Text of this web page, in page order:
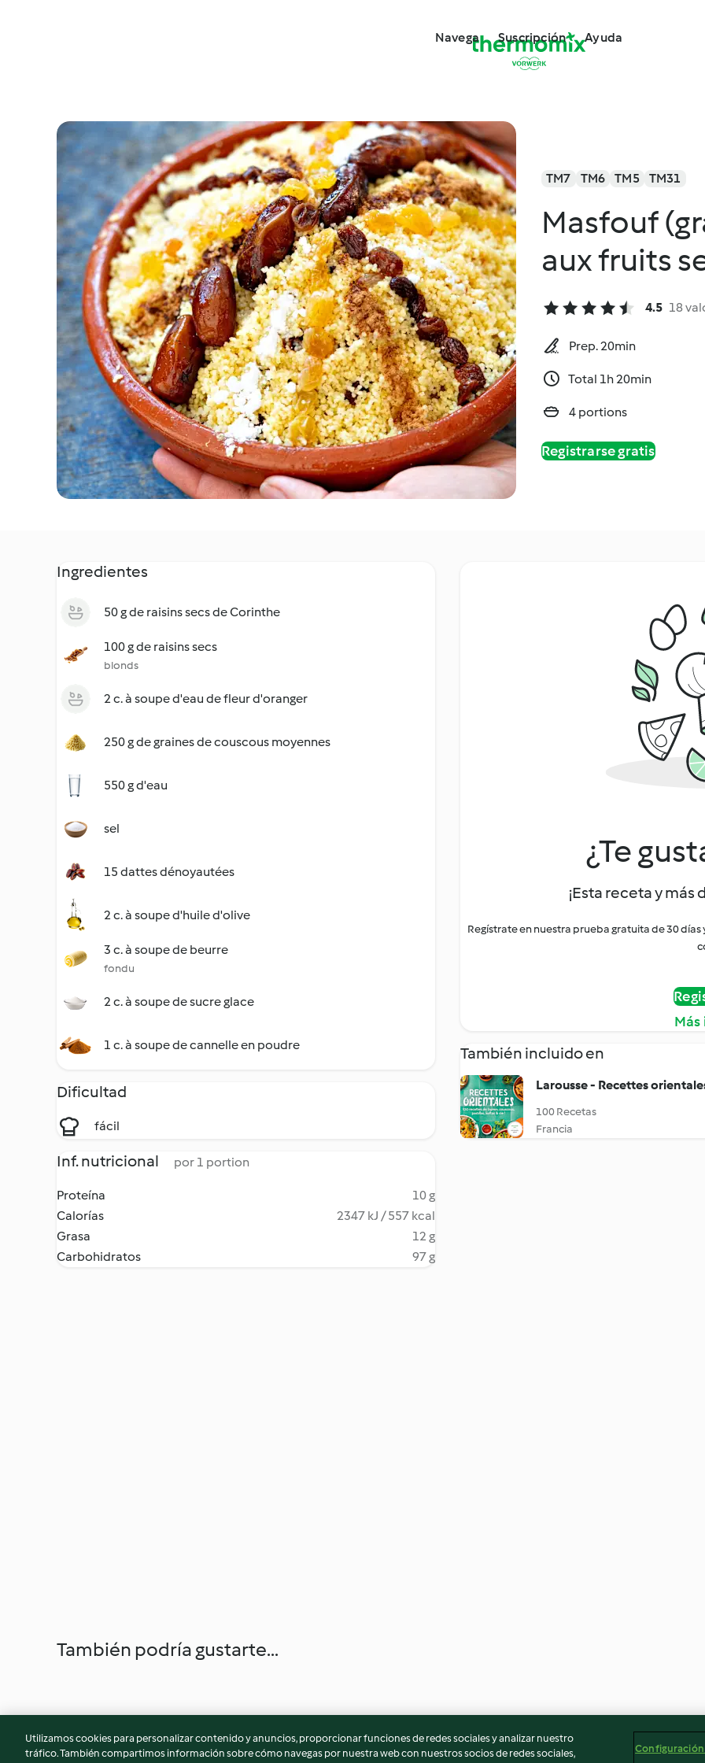
Navega Suscripción Ayuda
TM7 TM6 TM5 TM31
Masfouf
aux fruits
4.5 18
Prep. 20min
Total 1h 20min
4 portions
Registrarse gratis
Ingredientes
50 g de raisins secs de Corinthe
100 g de raisins secs
blonds
2 c. à soupe d'eau de fleur d'oranger
250 g de graines de couscous moyennes
550 g d'eau
sel
15 dattes dénoyautées
2 c. à soupe d'huile d'olive
3 c. à soupe de beurre
fondu
2 c. à soupe de sucre glace
1 c. à soupe de cannelle en poudre
Dificultad
fácil
Inf. nutricional por 1 portion
Proteína
10 g
Calorías
2347 kJ / 557 kcal
Grasa
12 g
Carbohidratos
97 g
¿Te
¡Esta receta y más
Regístrate en nuestra prueba gratuita de 30
También incluido en
Larousse - Recettes
100 Recetas
Francia
También podría gustarte...
Utilizamos cookies para personalizar contenido y anuncios, proporcionar funciones de redes sociales y analizar nuestro
tráfico. También compartimos información sobre cómo navegas por nuestra web con nuestros socios de redes sociales,
Configuración